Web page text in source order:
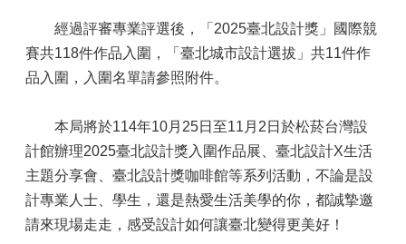
經過評審專業評選後，「2025臺北設計獎」國際競
賽共118件作品入圍，「臺北城市設計選拔」共11件作
品入圍，入圍名單請參照附件。
本局將於114年10月25日至11月2日於松菸台灣設
計館辦理2025臺北設計獎入圍作品展、臺北設計X生活
主題分享會、臺北設計獎咖啡館等系列活動，不論是設
計專業人士、學生，還是熱愛生活美學的你，都誠摯邀
請來現場走走，感受設計如何讓臺北變得更美好！